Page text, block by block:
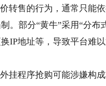
转售的行为，通常只能
部分“黄牛”采用“分布
IP地址等，导致平台难
程序抢购可能涉嫌构